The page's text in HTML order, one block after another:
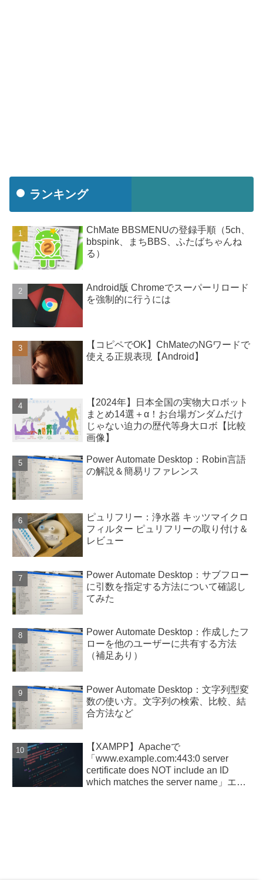
ランキング
ChMate BBSMENUの登録手順（5ch、
bbspink、まちBBS、ふたばちゃんね
る）
Android版 Chromeでスーパーリロード
を強制的に行うには
【コピペでOK】ChMateのNGワードで
使える正規表現【Android】
【2024年】日本全国の実物大ロボット
まとめ14選＋α！お台場ガンダムだけ
じゃない迫力の歴代等身大ロボ【比較
画像】
Power Automate Desktop：Robin言語
の解説＆簡易リファレンス
ピュリフリー：浄水器 キッツマイクロ
フィルター ピュリフリーの取り付け＆
レビュー
Power Automate Desktop：サブフロー
に引数を指定する方法について確認し
てみた
Power Automate Desktop：作成したフ
ローを他のユーザーに共有する方法
（補足あり）
Power Automate Desktop：文字列型変
数の使い方。文字列の検索、比較、結
合方法など
【XAMPP】Apacheで
「www.example.com:443:0 server
certificate does NOT include an ID
which matches the server name」エラ